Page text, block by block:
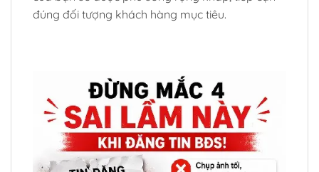
đúng đối tượng khách hàng mục tiêu.